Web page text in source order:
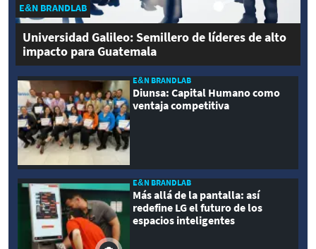
E&N BRANDLAB
Universidad Galileo: Semillero de líderes de alto
impacto para Guatemala
E&N BRANDLAB
Diunsa: Capital Humano como
ventaja competitiva
E&N BRANDLAB
Más allá de la pantalla: así
redefine LG el futuro de los
espacios inteligentes